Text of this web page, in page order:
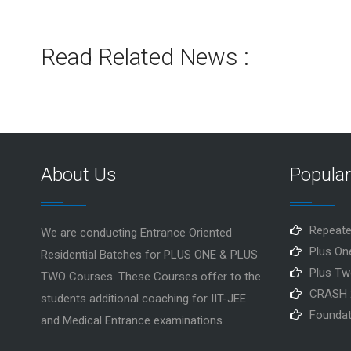
Read Related News :
About Us
We are conducting Entrance Oriented
Residential Batches for PLUS ONE & PLUS
TWO Courses. These Courses offer to the
students additional coaching for IIT-JEE
and Medical Entrance examinations.
Plus
Plus
CRASH